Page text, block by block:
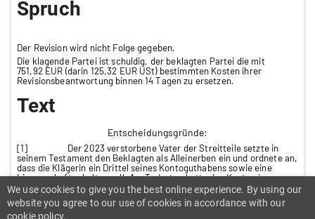
Spruch
Der Revision wird nicht Folge gegeben.
Die klagende Partei ist schuldig, der beklagten Partei die mit
751,92 EUR (darin 125,32 EUR USt) bestimmten Kosten ihrer
Revisionsbeantwortung binnen 14 Tagen zu ersetzen.
Text
Entscheidungsgründe:
[1] Der 2023 verstorbene Vater der Streitteile setzte in
seinem Testament den Beklagten als Alleinerben ein und ordnete an,
dass die Klägerin ein Drittel seines Kontoguthabens sowie eine
Liegenschaft erhalten soll. Am Todestag hatte das Konto einen
Einlagenstand von 53.685,71 EUR, was einem Geldlegat von
17.895,23 EUR entspricht. Aus dem im Verlassenschaftsverfahren
errichteten Inventar ergeben sich Aktiva von 856.635,60 EUR und
Passiva von 22.642,82 EUR. Die der Klägerin zugedachte
We use cookies to give you the best online experience. By using our
website you agree to our use of cookies in accordance with our
cookie policy.